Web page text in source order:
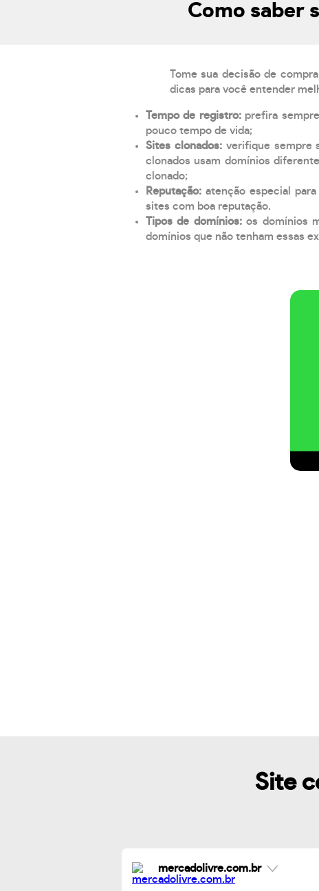
Como saber
Tome sua decisão de
dicas para você entender
Tempo de registro: prefira
pouco tempo de vida;
Sites clonados: verifique sempre
clonados usam domínios
clonado;
Reputação: atenção especial
sites com boa reputação.
Tipos de domínios:os domínios
domínios que não tenham essas
Site
mercadolivre.com.br